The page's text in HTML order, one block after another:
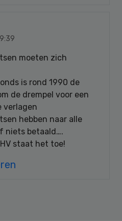
moeten zich
is rond 1990 de
de drempel voor een
verlagen
hebben naar alle
niets betaald….
staat het toe!